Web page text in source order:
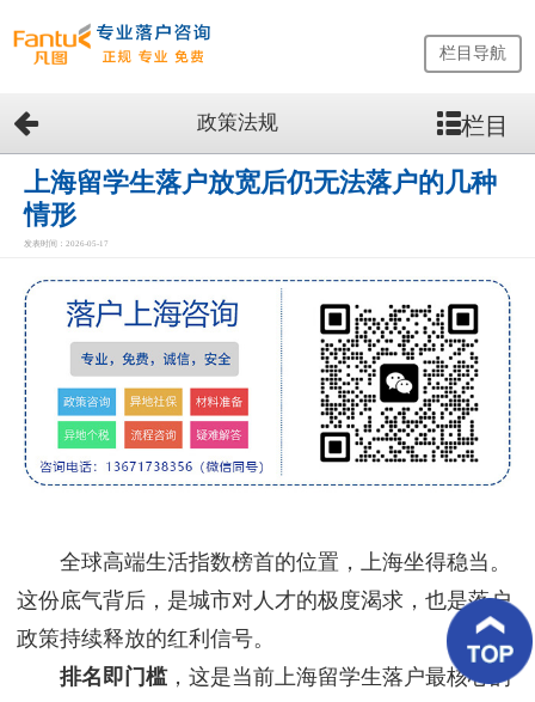
网
站
首
页
留
生
务
优
案
栏目导航
政策法规 栏目
上海留学生落户放宽后仍无法落户的几种
情形
发表时间：2026-05-17
全球高端生活指数榜首的位置，上海坐得稳当。
这份底气背后，是城市对人才的极度渴求，也是落户
政策持续释放的红利信号。
排名即门槛，这是当前上海留学生落户最核心的